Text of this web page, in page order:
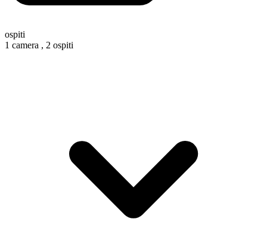
ospiti
1 camera , 2 ospiti